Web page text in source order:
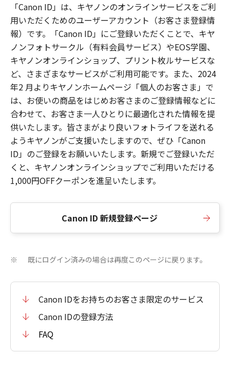
「Canon ID」は、キヤノンのオンラインサービスをご利
用いただくためのユーザーアカウント（お客さま登録情
報）です。「Canon ID」にご登録いただくことで、キヤ
ノンフォトサークル（有料会員サービス）やEOS学園、
キヤノンオンラインショップ、プリント枚ルサービスな
ど、さまざまなサービスがご利用可能です。また、2024
年2 月よりキヤノンホームページ「個人のお客さま」で
は、お使いの商品をはじめお客さまのご登録情報などに
合わせて、お客さま一人ひとりに最適化された情報を提
供いたします。皆さまがより良いフォトライフを送れる
ようキヤノンがご支援いたしますので、ぜひ「Canon
ID」のご登録をお願いいたします。新規でご登録いただ
くと、キヤノンオンラインショップでご利用いただける
1,000円OFFクーポンを進呈いたします。
Canon ID 新規登録ページ
※ 既にログイン済みの場合は再度このページに戻ります。
Canon IDをお持ちのお客さま限定のサービス
Canon IDの登録方法
FAQ